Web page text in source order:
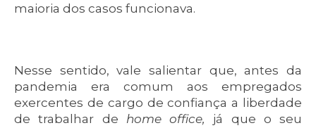
maioria dos casos funcionava.
Nesse sentido, vale salientar que, antes da
pandemia era comum aos empregados
exercentes de cargo de confiança a liberdade
de trabalhar de home office, já que o seu